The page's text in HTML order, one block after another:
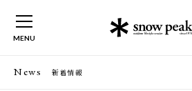
MENU
News 新着情報